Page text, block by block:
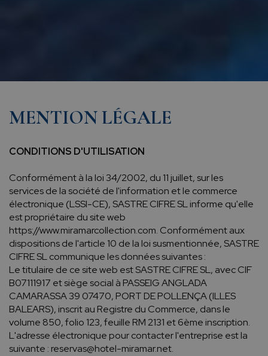
MENTION LÉGALE
CONDITIONS D'UTILISATION
Conformément à la loi 34/2002, du 11 juillet, sur les
services de la société de l'information et le commerce
électronique (LSSI-CE), SASTRE CIFRE SL informe qu'elle
est propriétaire du site web
https://www.miramarcollection.com. Conformément aux
dispositions de l'article 10 de la loi susmentionnée, SASTRE
CIFRE SL communique les données suivantes :
Le titulaire de ce site web est SASTRE CIFRE SL, avec CIF
B07111917 et siège social à PASSEIG ANGLADA
CAMARASSA 39 07470, PORT DE POLLENÇA (ILLES
BALEARS), inscrit au Registre du Commerce, dans le
volume 850, folio 123, feuille RM 2131 et 6ème inscription.
L'adresse électronique pour contacter l'entreprise est la
suivante : reservas@hotel-miramar.net.